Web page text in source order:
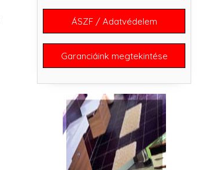
ÁSZF / Adatvédelem
Garanciáink megtekintése